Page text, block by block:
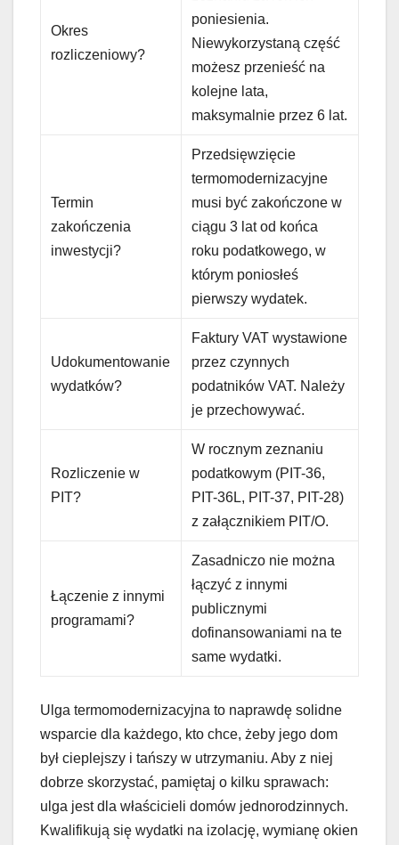
Okres
rozliczeniowy?
poniesienia.
Niewykorzystaną część
możesz przenieść na
kolejne lata,
maksymalnie przez 6 lat.
Termin
zakończenia
inwestycji?
Przedsięwzięcie
termomodernizacyjne
musi być zakończone w
ciągu 3 lat od końca
roku podatkowego, w
którym poniosłeś
pierwszy wydatek.
Udokumentowanie
wydatków?
Faktury VAT wystawione
przez czynnych
podatników VAT. Należy
je przechowywać.
Rozliczenie w
PIT?
W rocznym zeznaniu
podatkowym (PIT-36,
PIT-36L, PIT-37, PIT-28)
z załącznikiem PIT/O.
Łączenie z innymi
programami?
Zasadniczo nie można
łączyć z innymi
publicznymi
dofinansowaniami na te
same wydatki.
Ulga termomodernizacyjna to naprawdę solidne
wsparcie dla każdego, kto chce, żeby jego dom
był cieplejszy i tańszy w utrzymaniu. Aby z niej
dobrze skorzystać, pamiętaj o kilku sprawach:
ulga jest dla właścicieli domów jednorodzinnych.
Kwalifikują się wydatki na izolację, wymianę okien